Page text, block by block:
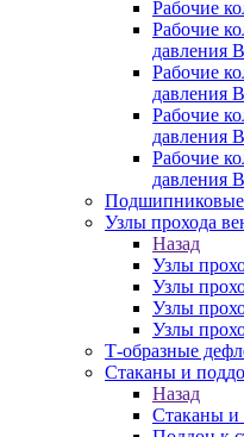
Рабочие
Рабочие
давления
Рабочие
давления
Рабочие
давления
Рабочие
давления
Узлы прохода
Назад
Узлы
Узлы
Узлы
Узлы
Т-образные
Стаканы и
Назад
Стаканы и